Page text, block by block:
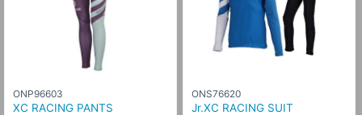
ONP96603
XC RACING PANTS
ONS76620
Jr.XC RACING SUIT